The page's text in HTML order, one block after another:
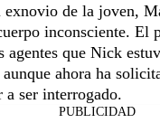
exnovio de la joven,
inconsciente. El
agentes que Nick
ahora ha
a ser interrogado.
PUBLICIDAD